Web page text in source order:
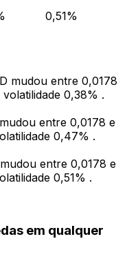
0,51%
mudou entre 0,0178
0,38% .
entre 0,0178 e
0,47% .
entre 0,0178 e
0,51% .
em qualquer